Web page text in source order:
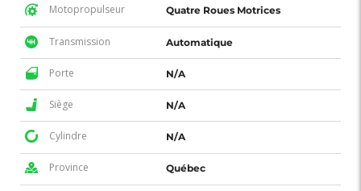
Motopropulseur Quatre Roues Motrices
Transmission Automatique
Porte N/A
Siège N/A
Cylindre N/A
Province Québec